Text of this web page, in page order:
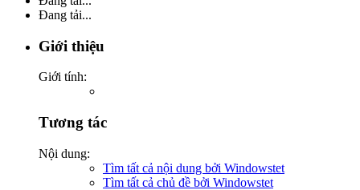
Đang tải...
Giới thiệu
Giới tính:
Tương tác
Nội dung:
Tìm tất cả nội dung bởi Windowstet
Tìm tất cả chủ đề bởi Windowstet